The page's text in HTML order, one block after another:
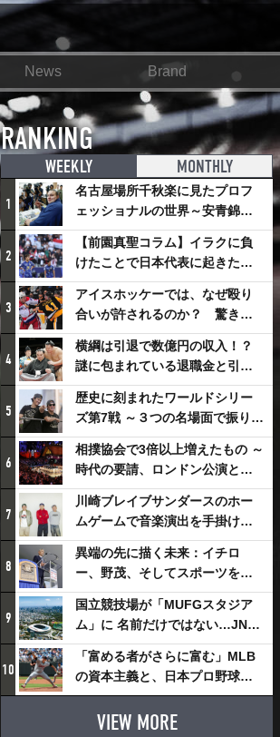
News Brand
RANKING
WEEKLY MONTHLY
1
名古屋場所千秋楽に見たプロフ
ェッショナルの世界～安青錦の
優勝を巡るさまざまなドラマ
2
【前園真聖コラム】イラクに負
けたことで日本代表に起きたプ
ラスとは
3
アイスホッケーでは、なぜ殴り
合いが許されるのか？ 驚きの
「ファイティング」ルールにつ
いて
4
横綱は引退で数億円の収入！？
謎に包まれている退職金と引退
相撲興行
5
歴史に刻まれたワールドシリー
ズ第7戦 ～３つの名場面で振り返
る～
6
相撲協会で3倍以上増えたもの ～
時代の要請、ロンドン公演と古
式大相撲
7
川崎ブレイブサンダースのホー
ムゲームで音楽演出を手掛ける
スチャダラパーが川崎新！アリ
ーナシティ・プロジェクトを語
る 「楽しみでしかないでしょ。
川崎は、ずっと成長曲線だか
ら」
8
異端の先に描く未来：イチロ
ー、野茂、そしてスポーツを支
える科学界の挑戦
9
国立競技場が「MUFGスタジア
ム」に 名前だけではない…JNSE
とMUFGが“共創”し描く地域活
性化・社会価値創造の近未来図
とは
10
「富める者がさらに富む」MLB
の資本主義と、日本プロ野球が
踏み出せない一歩
VIEW MORE